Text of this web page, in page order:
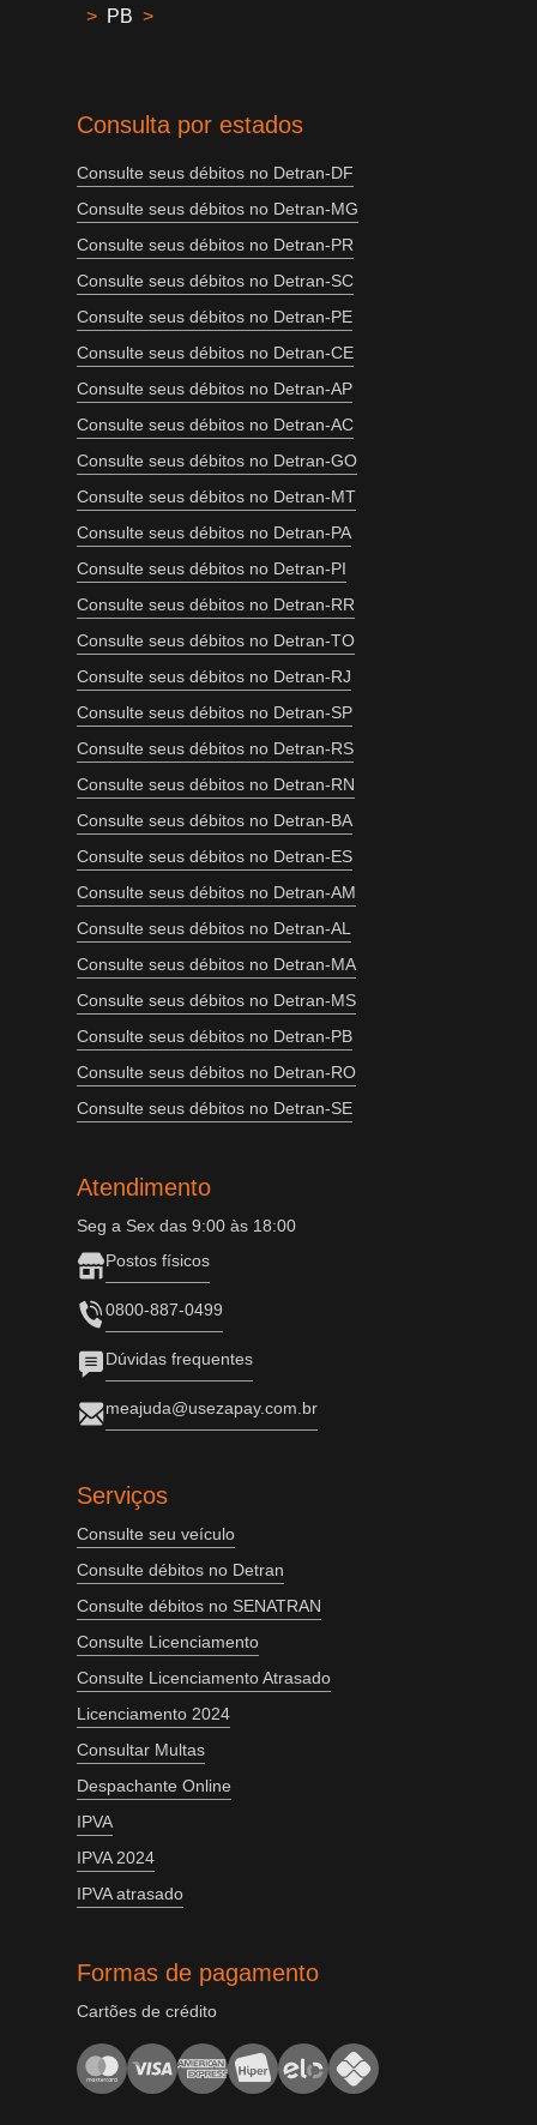
> PB >
Consulta por estados
Consulte seus débitos no Detran-DF
Consulte seus débitos no Detran-MG
Consulte seus débitos no Detran-PR
Consulte seus débitos no Detran-SC
Consulte seus débitos no Detran-PE
Consulte seus débitos no Detran-CE
Consulte seus débitos no Detran-AP
Consulte seus débitos no Detran-AC
Consulte seus débitos no Detran-GO
Consulte seus débitos no Detran-MT
Consulte seus débitos no Detran-PA
Consulte seus débitos no Detran-PI
Consulte seus débitos no Detran-RR
Consulte seus débitos no Detran-TO
Consulte seus débitos no Detran-RJ
Consulte seus débitos no Detran-SP
Consulte seus débitos no Detran-RS
Consulte seus débitos no Detran-RN
Consulte seus débitos no Detran-BA
Consulte seus débitos no Detran-ES
Consulte seus débitos no Detran-AM
Consulte seus débitos no Detran-AL
Consulte seus débitos no Detran-MA
Consulte seus débitos no Detran-MS
Consulte seus débitos no Detran-PB
Consulte seus débitos no Detran-RO
Consulte seus débitos no Detran-SE
Atendimento
Seg a Sex das 9:00 às 18:00
Postos físicos
0800-887-0499
Dúvidas frequentes
meajuda@usezapay.com.br
Serviços
Consulte seu veículo
Consulte débitos no Detran
Consulte débitos no SENATRAN
Consulte Licenciamento
Consulte Licenciamento Atrasado
Licenciamento 2024
Consultar Multas
Despachante Online
IPVA
IPVA 2024
IPVA atrasado
Formas de pagamento
Cartões de crédito